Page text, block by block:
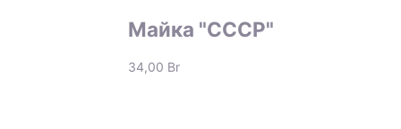
Майка "СССР"
34,00 Br